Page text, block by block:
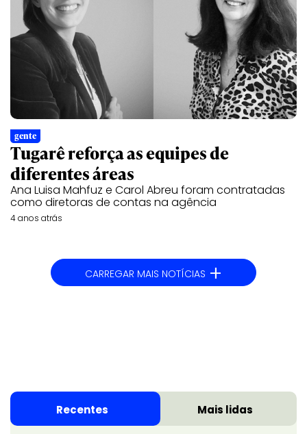
gente
Tugarê reforça as equipes de
diferentes áreas
Ana Luisa Mahfuz e Carol Abreu foram contratadas
como diretoras de contas na agência
4 anos atrás
CARREGAR MAIS NOTÍCIAS +
Recentes Mais lidas